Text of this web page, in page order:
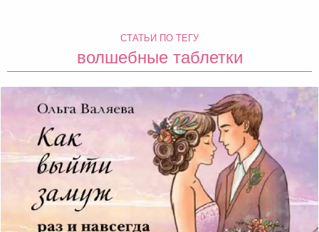
СТАТЬИ ПО ТЕГУ
волшебные таблетки